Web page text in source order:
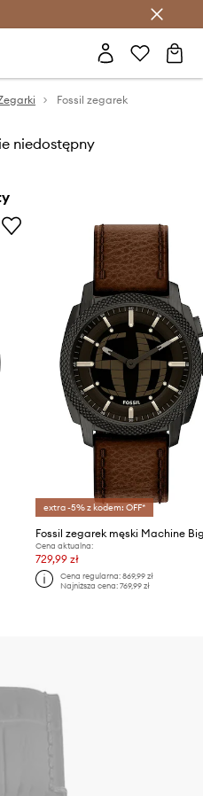
Club >
Fossil zegarek
niedostępny
extra -5% z kodem: OFF*
Fossil zegarek męski Machine
Cena aktualna:
729,99 zł
Cena regularna: 869,99 zł
Najniższa cena: 769,99 zł